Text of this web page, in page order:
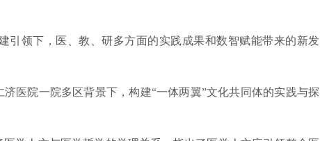
领下，医、教、研多方面的实践成果和数智赋能带来的新发
院一院多区背景下，构建“一体两翼”文化共同体的实践与探